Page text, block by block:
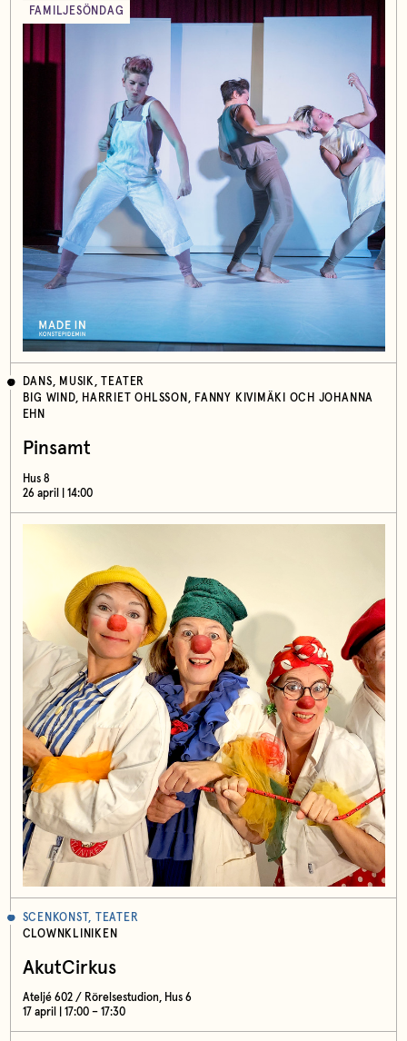
FAMILJESÖNDAG
DANS, MUSIK, TEATER
BIG WIND, HARRIET OHLSSON, FANNY KIVIMÄKI OCH JOHANNA
EHN
Pinsamt
Hus 8
26 april | 14:00
SCENKONST, TEATER
CLOWNKLINIKEN
AkutCirkus
Ateljé 602 / Rörelsestudion, Hus 6
17 april | 17:00 – 17:30